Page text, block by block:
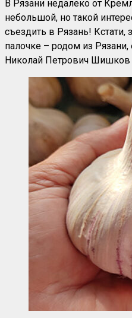
В Рязани недалеко от
небольшой, но такой
съездить в Рязань!
палочке – родом из
Николай Петрович Шишков